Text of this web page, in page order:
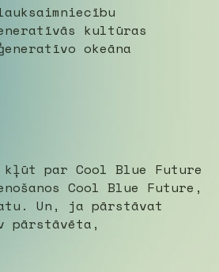
kultūras
okeāna
par Cool Blue Future
Cool Blue Future,
Un, ja pārstāvat
pārstāvēta,